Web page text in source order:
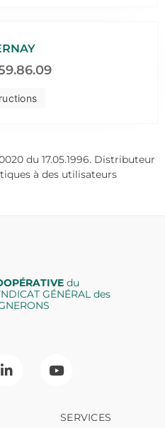
du 17.05.1996. Distributeur
à des utilisateurs
du
GÉNÉRAL des
SERVICES